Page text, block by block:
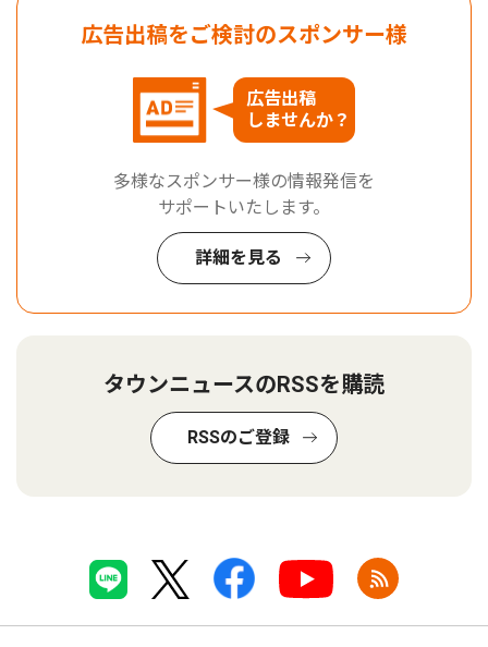
広告出稿をご検討のスポンサー様
広告出稿
しませんか？
多様なスポンサー様の情報発信を
サポートいたします。
詳細を見る
タウンニュースのRSSを購読
RSSのご登録